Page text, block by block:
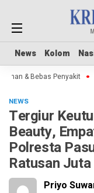
News Kolom
News Kolom
& Bebas Penyakit
NEWS
Tergiur
Beauty,
Polresta
Ratusan Juta
Priyo